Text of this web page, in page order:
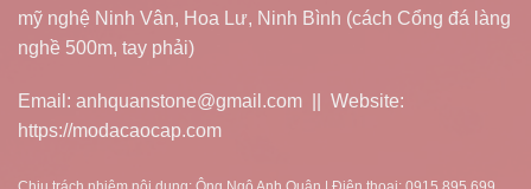
mỹ nghệ Ninh Vân, Hoa Lư, Ninh Bình (cách Cổng đá làng
nghề 500m, tay phải)
Email: anhquanstone@gmail.com || Website:
https://modacaocap.com